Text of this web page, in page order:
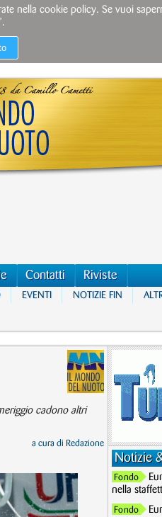
Contatti Riviste
EVENTI NOTIZIE FIN
cadono altri
a cura di Redazione
Notizie
Fondo
nella
Fondo
nella cookie policy. Se vuoi